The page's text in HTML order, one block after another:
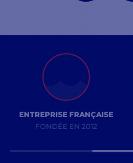
ENTREPRISE FRANÇAISE
FONDÉE EN 2012